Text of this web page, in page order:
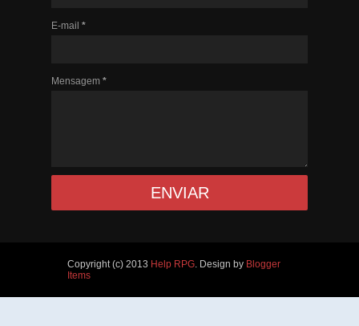
E-mail *
Mensagem *
Copyright (c) 2013 Help RPG . Design by Blogger
Items